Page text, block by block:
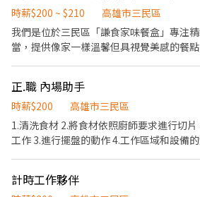
供你旅遊津貼 好好享受幸福人生 ◎ 詳細工
時薪$200 ~ $210
高雄市三民區
我們是位於三民區「謙食家味餐盒」專注
當，提供像家一樣溫馨但具視覺美感的餐
包裝（需注重衛生與視覺呈現）。 2.騎乘
達指定地點（需具備機車駕照）。 3.打包區
峰空閒時間協助基礎食材分裝、備料作業。 ［徵求條件］ 1.需具
重型機車駕照及自備機車（有基本載貨空
天都能上到班。 2.依工作能力調整時薪、
正.職 內場助手
時薪$200
高雄市三民區
1.清洗食材 2.將食材依照廚師要求進行切
工作 3.進行擺盤的動作 4.工作區域和設備
材 薪資：32000～38000
計時工作夥伴